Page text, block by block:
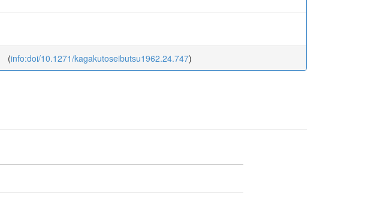
(info:doi/10.1271/kagakutoseibutsu1962.24.747)